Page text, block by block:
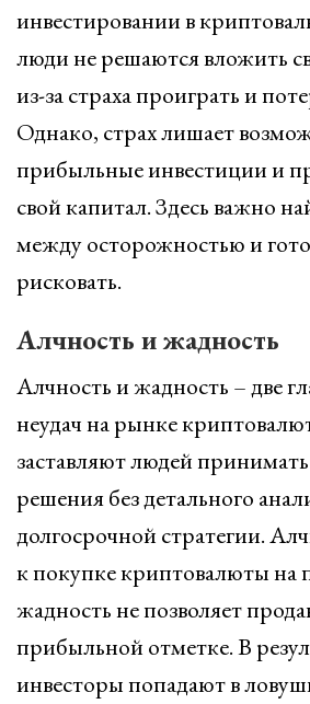
инвестировании в
люди не решаются вложить
из-за страха проиграть и
Однако, страх лишает
прибыльные инвестиции и
свой капитал. Здесь важно
между осторожностью и
рисковать.
Алчность и жадность
Алчность и жадность – две
неудач на рынке
заставляют людей
решения без детального
долгосрочной стратегии.
к покупке криптовалюты на
жадность не позволяет
прибыльной отметке. В
инвесторы попадают в